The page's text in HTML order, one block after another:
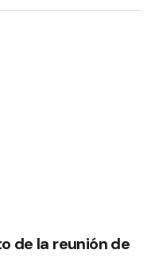
de la reunión de